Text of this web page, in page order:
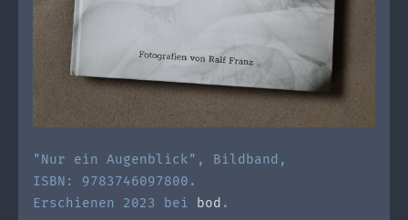
"Nur ein Augenblick", Bildband,
ISBN: 9783746097800.
Erschienen 2023 bei
bod .